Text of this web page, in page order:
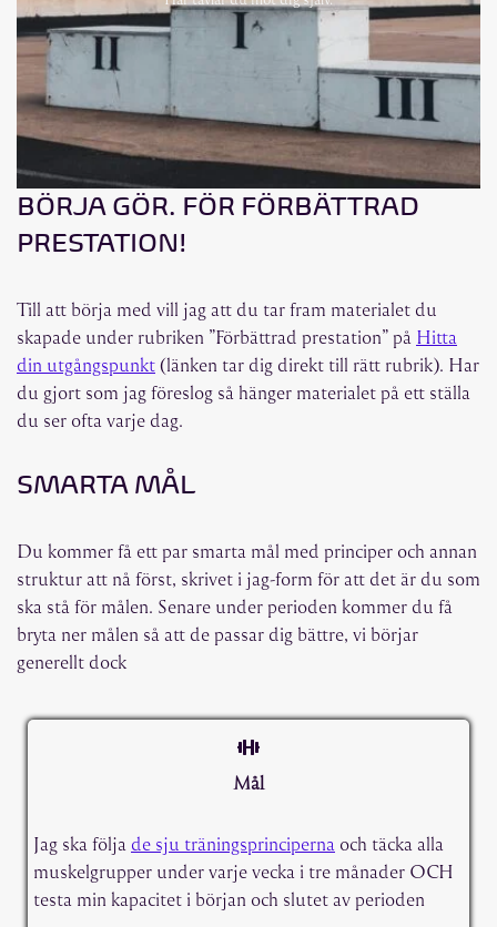
BÖRJA GÖR. FÖR FÖRBÄTTRAD
PRESTATION!
Till att börja med vill jag att du tar fram materialet du
skapade under rubriken ”Förbättrad prestation” på Hitta
din utgångspunkt(länken tar dig direkt till rätt rubrik). Har
du gjort som jag föreslog så hänger materialet på ett ställa
du ser ofta varje dag.
SMARTA MÅL
Du kommer få ett par smarta mål med principer och annan
struktur att nå först, skrivet i jag-form för att det är du som
ska stå för målen. Senare under perioden kommer du få
bryta ner målen så att de passar dig bättre, vi börjar
generellt dock
Mål
Jag ska följa de sju träningsprinciperna och täcka alla
muskelgrupper under varje vecka i tre månader OCH
testa min kapacitet i början och slutet av perioden